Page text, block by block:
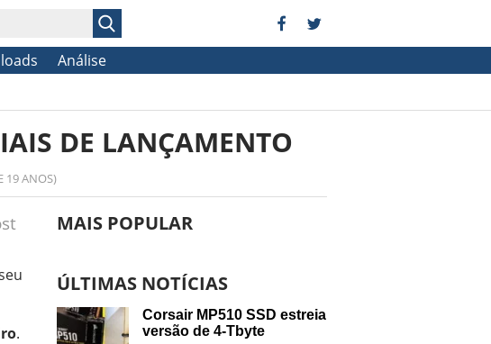
Análise
DE LANÇAMENTO
19 ANOS)
.
MAIS POPULAR
ÚLTIMAS NOTÍCIAS
Corsair MP510 SSD estreia
versão de 4-Tbyte